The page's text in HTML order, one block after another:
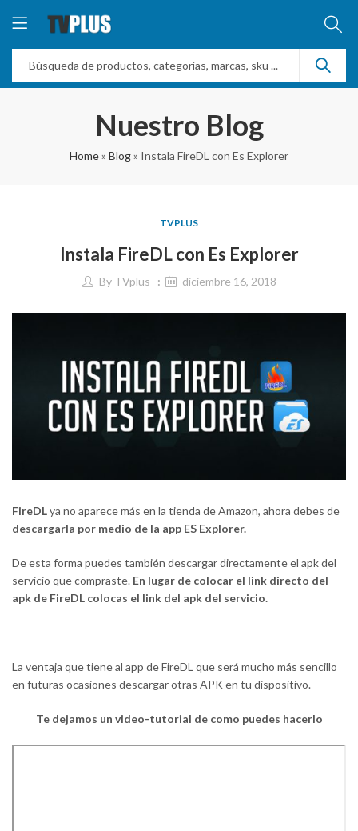
Nuestro Blog
Home» Blog» Instala FireDL con Es Explorer
TVPLUS
Instala FireDL con Es Explorer
By TVplus diciembre 16, 2018
FireDLya no aparece más en la tienda de Amazon, ahora debes de
descargarla por medio de la app ES Explorer.
De esta forma puedes también descargar directamente el apk del
servicio que compraste. En lugar de colocar el link directo del
apk de FireDL colocas el link del apk del servicio.
La ventaja que tiene al app de FireDL que será mucho más sencillo
en futuras ocasiones descargar otras APK en tu dispositivo.
Te dejamos un video-tutorial de como puedes hacerlo